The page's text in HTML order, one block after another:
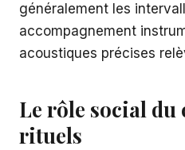
généralement les
accompagnement
acoustiques précises
Le rôle social du
rituels